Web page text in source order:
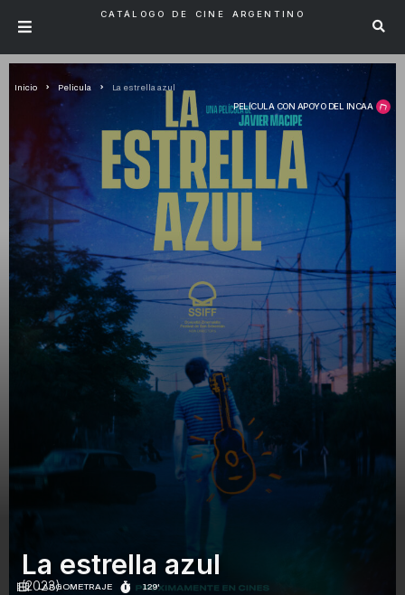
CATÁLOGO DE CINE ARGENTINO
PELÍCULA CON APOYO DEL INCAA
Inicio Pelicula La estrella azul
LARGOMETRAJE 129'
La estrella azul
(2023)